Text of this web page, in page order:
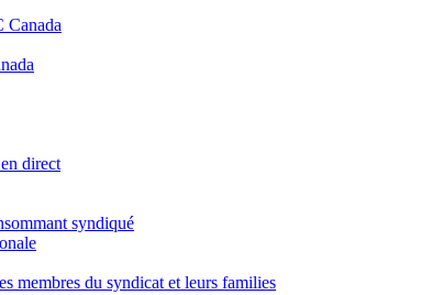
Canada
direct
syndiqué
membres du syndicat et leurs families